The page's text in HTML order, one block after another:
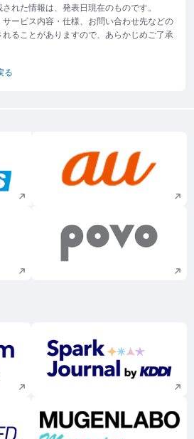
れた情報は、発表日現在のものです。
ービス内容・仕様、お問い合わせ先などの
ることがありますので、あらかじめご了承
る
ウで開く 新規ウィンドウで
ウで開く 新規ウィンドウで
ウで開く 新規ウィンドウで